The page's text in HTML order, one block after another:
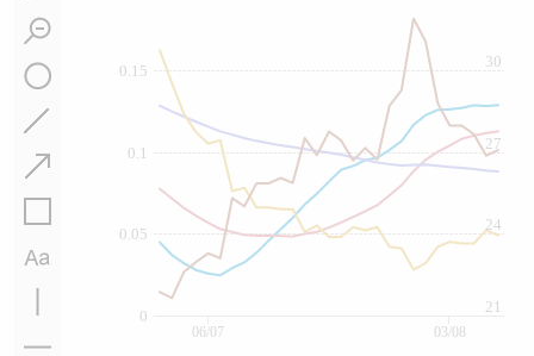
0
0.05
0.1
0.15
21
24
27
30
06/07 03/08